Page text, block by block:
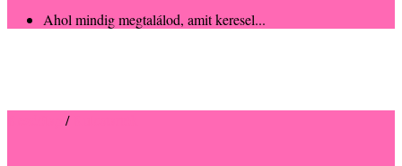
Ahol mindig megtalálod, amit keresel...
/